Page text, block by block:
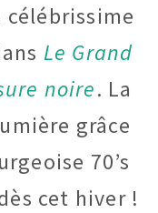
Le Grand
noire. La
grâce
70’s
cet hiver !